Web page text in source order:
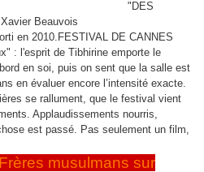
"DES
Beauvois
en 2010. FESTIVAL DE CANNES
: l'esprit de Tibhirine emporte le
en soi, puis on sent que la salle est
en évaluer encore l’intensité exacte.
se rallument, que le festival vient
Applaudissements nourris,
est passé. Pas seulement un film,
musulmans sur